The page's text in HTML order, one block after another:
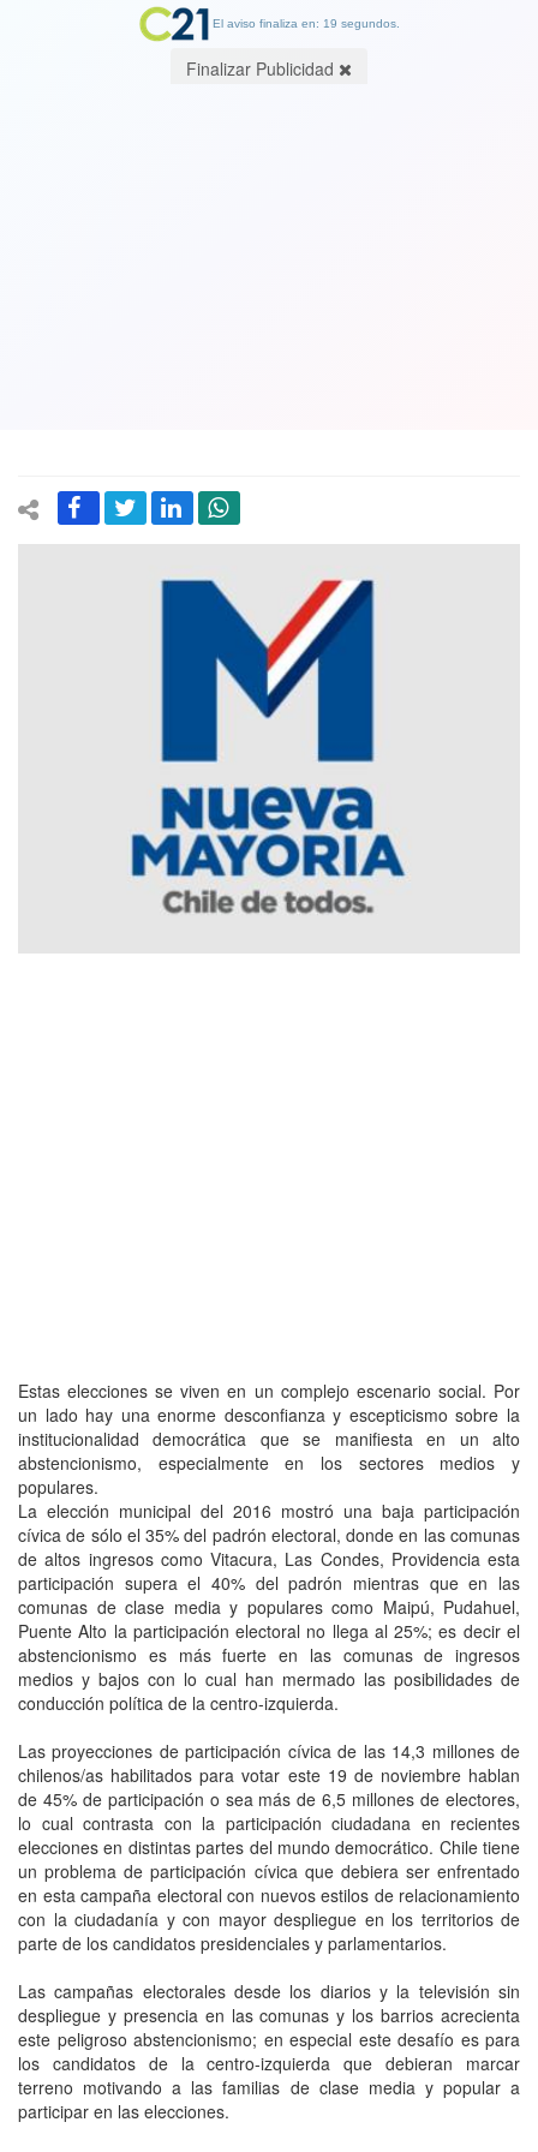
Estas elecciones se viven en un complejo escenario social. Por
un lado hay una enorme desconfianza y escepticismo sobre la
institucionalidad democrática que se manifiesta en un alto
abstencionismo, especialmente en los sectores medios y
populares.
La elección municipal del 2016 mostró una baja participación
cívica de sólo el 35% del padrón electoral, donde en las comunas
de altos ingresos como Vitacura, Las Condes, Providencia esta
participación supera el 40% del padrón mientras que en las
comunas de clase media y populares como Maipú, Pudahuel,
Puente Alto la participación electoral no llega al 25%; es decir el
abstencionismo es más fuerte en las comunas de ingresos
medios y bajos con lo cual han mermado las posibilidades de
conducción política de la centro-izquierda.
Las proyecciones de participación cívica de las 14,3 millones de
chilenos/as habilitados para votar este 19 de noviembre hablan
de 45% de participación o sea más de 6,5 millones de electores,
lo cual contrasta con la participación ciudadana en recientes
elecciones en distintas partes del mundo democrático. Chile tiene
un problema de participación cívica que debiera ser enfrentado
en esta campaña electoral con nuevos estilos de relacionamiento
con la ciudadanía y con mayor despliegue en los territorios de
parte de los candidatos presidenciales y parlamentarios.
Las campañas electorales desde los diarios y la televisión sin
despliegue y presencia en las comunas y los barrios acrecienta
este peligroso abstencionismo; en especial este desafío es para
los candidatos de la centro-izquierda que debieran marcar
terreno motivando a las familias de clase media y popular a
participar en las elecciones.
El aviso finaliza en: 19 segundos.
Finalizar Publicidad